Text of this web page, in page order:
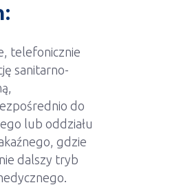
telefonicznie
sanitarno-
do
lub oddziału
gdzie
dalszy tryb